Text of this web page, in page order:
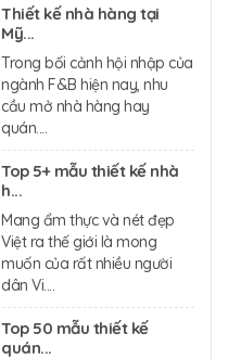
Thiết kế nhà hàng tại
Mỹ...
Trong bối cảnh hội nhập của
ngành F&B hiện nay, nhu
cầu mở nhà hàng hay
quán....
Top 5+ mẫu thiết kế nhà
h...
Mang ẩm thực và nét đẹp
Việt ra thế giới là mong
muốn của rất nhiều người
dân Vi....
Top 50 mẫu thiết kế
quán...